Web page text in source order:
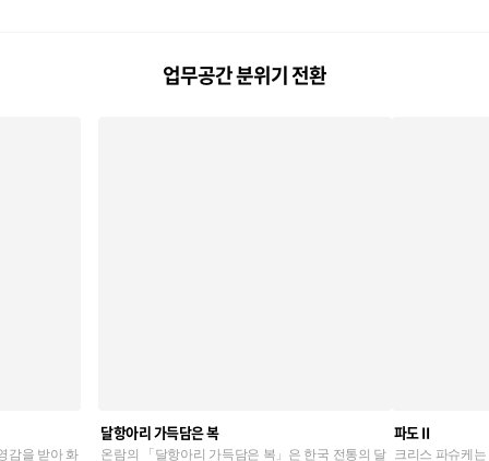
업무공간 분위기 전환
감을 받아 화
달항아리 가득담은 복
온람의 「달항아리 가득담은 복」은 한국 전통의 달
파도 II
크리스 파슈케